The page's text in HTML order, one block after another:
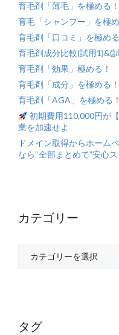
育毛剤「薄毛」を極める！
育毛「シャンプー」を極め
育毛剤「口コミ」を極める
育毛剤成分比較(試用1)&(
育毛剤「効果」極める！
育毛剤「成分」を極める！
育毛剤「AGA」を極める！
初期費用110,000円が
業を加速せよ
ドメイン取得からホーム
なら“全部まとめて”安心
カテゴリー
タグ